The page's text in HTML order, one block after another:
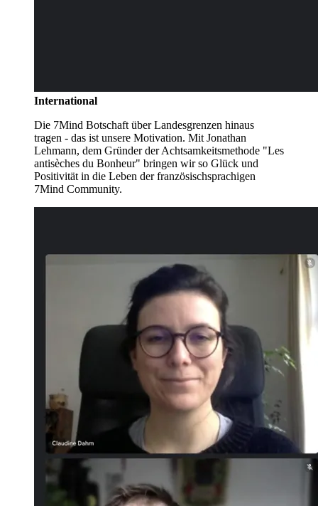
International
Die 7Mind Botschaft über Landesgrenzen hinaus
tragen - das ist unsere Motivation. Mit Jonathan
Lehmann, dem Gründer der Achtsamkeitsmethode "Les
antisèches du Bonheur" bringen wir so Glück und
Positivität in die Leben der französischsprachigen
7Mind Community.